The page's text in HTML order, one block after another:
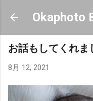
スキップし
Okaphoto
お話もしてくれま
8月 12, 2021